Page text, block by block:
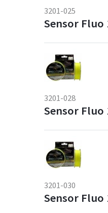
3201-025
Sensor Fluo
3201-028
Sensor Fluo
3201-030
Sensor Fluo